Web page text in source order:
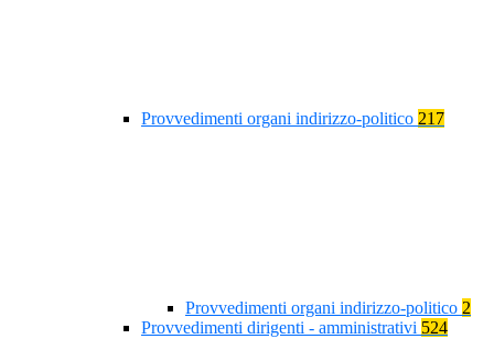
Provvedimenti organi indirizzo-politico 217
Provvedimenti organi indirizzo-politico 2
Provvedimenti dirigenti - amministrativi 524